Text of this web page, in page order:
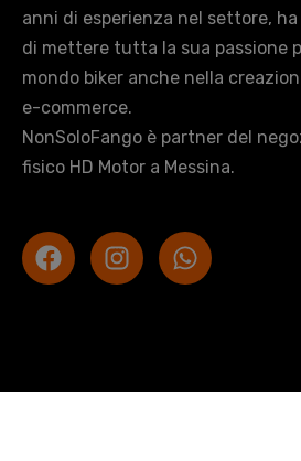
anni di esperienza nel settore,
di mettere tutta la sua passione
mondo biker anche nella
e-commerce.
NonSoloFango è partner del
fisico HD Motor a Messina.